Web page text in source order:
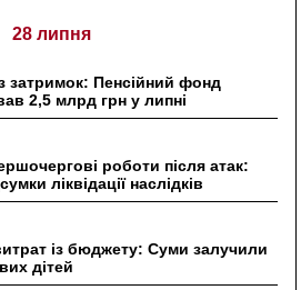
28 липня
затримок: Пенсійний фонд
2,5 млрд грн у липні
роботи після атак:
ліквідації наслідків
із бюджету: Суми залучили
дітей